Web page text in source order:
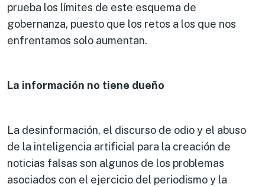
prueba los límites de este esquema de
gobernanza, puesto que los retos a los que nos
enfrentamos solo aumentan.
La información no tiene dueño
La desinformación, el discurso de odio y el abuso
de la inteligencia artificial para la creación de
noticias falsas son algunos de los problemas
asociados con el ejercicio del periodismo y la